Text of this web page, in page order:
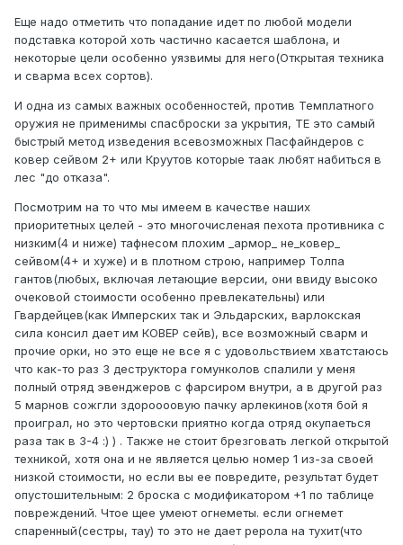
Еще надо отметить что попадание идет по любой модели
подставка которой хоть частично касается шаблона, и
некоторые цели особенно уязвимы для него(Открытая техника
и сварма всех сортов).
И одна из самых важных особенностей, против Темплатного
оружия не применимы спасброски за укрытия, ТЕ это самый
быстрый метод изведения всевозможных Пасфайндеров с
ковер сейвом 2+ или Круутов которые таак любят набиться в
лес "до отказа".
Посмотрим на то что мы имеем в качестве наших
приоритетных целей - это многочисленая пехота противника с
низким(4 и ниже) тафнесом плохим _армор_ не_ковер_
сейвом(4+ и хуже) и в плотном строю, например Толпа
гантов(любых, включая летающие версии, они ввиду высоко
очековой стоимости особенно превлекательны) или
Гвардейцев(как Имперских так и Эльдарских, варлокская
сила консил дает им КОВЕР сейв), все возможный сварм и
прочие орки, но это еще не все я с удовольствием хватстаюсь
что как-то раз 3 деструктора гомунколов спалили у меня
полный отряд эвенджеров с фарсиром внутри, а в другой раз
5 марнов сожгли здороооовую пачку арлекинов(хотя бой я
проиграл, но это чертовски приятно когда отряд окупаеться
раза так в 3-4 :) ) . Также не стоит брезговать легкой открытой
техникой, хотя она и не является целью номер 1 из-за своей
низкой стоимости, но если вы ее повредите, результат будет
опустошительным: 2 броска с модификатором +1 по таблице
повреждений. Чтое щее умеют огнеметы. если огнемет
спаренный(сестры, тау) то это не дает рерола на тухит(что